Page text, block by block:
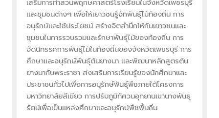
เสริมการทำสวนพฤกษศาสตร์โรงเรียนในจังหวัดเพชรบุรี
และชุมชนต่างๆ เพื่อให้เยาวชนรู้จักพันธุ์ไม้ท้องถิ่น การ
อนุรักษ์และใช้ประโยชน์ สร้างจิตสำนึกให้กับเยาวชนและ
ชุมชนในการรวบรวมและรักษาพันธุ์ไม้ของท้องถิ่น การ
จัดนิทรรศการพันธุ์ไม้ในท้องถิ่นของจังหวัดเพชรบุรี การ
ศึกษาและอนุรักษ์พันธุ์ต้นยางนา และพัฒนาหลักสูตรต้น
ยางนากับพระราชา ส่งเสริมการเรียนรู้ของนักศึกษาและ
ประชาชนทั่วไปเพื่อการอนุรักษ์พันธุ์พืชภายใต้โครงการ
มหาวิทยาลัยสีเขียว การปรับภูมิทัศวนอุทยานเขานางพันธุ
รัตน์เพื่อเป็นแหล่งศึกษาและอนุรักษ์พืชพื้นถิ่น